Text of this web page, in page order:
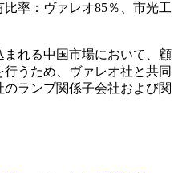
比率：ヴァレオ85％、市光工
れる中国市場において、顧
うため、ヴァレオ社と共同
ランプ関係子会社および関